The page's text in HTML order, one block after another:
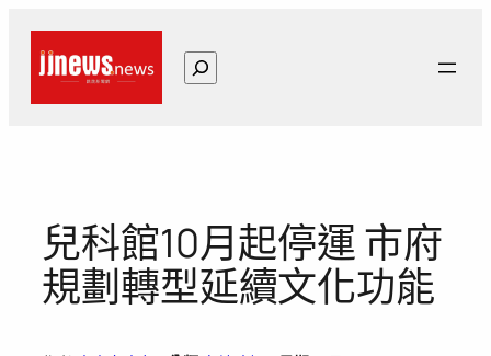
搜
尋
兒科館10月起停運 市府
規劃轉型延續文化功能